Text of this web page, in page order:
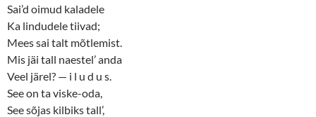
Sai’d oimud kaladele
Ka lindudele tiivad;
Mees sai talt mõtlemist.
Mis jäi tall naestel’ anda
Veel järel? — i l u d u s.
See on ta viske-oda,
See sõjas kilbiks tall’,